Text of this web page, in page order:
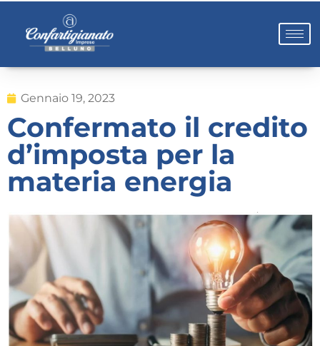
Gennaio 19, 2023
Confermato il credito
d’imposta per la
materia energia